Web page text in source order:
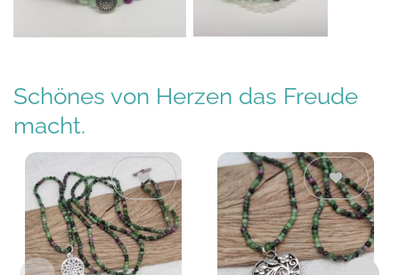
Schönes von Herzen das Freude
macht.
Auf die
Wunschliste
Auf die
Wunschliste